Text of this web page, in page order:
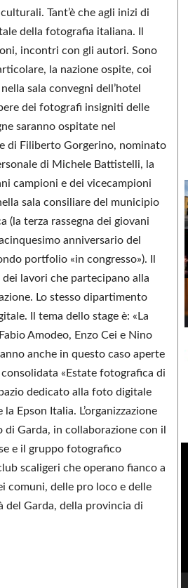
Tant’è che agli inizi di
della fotografia italiana. Il
incontri con gli autori. Sono
la nazione ospite, coi
sala convegni dell’hotel
dei fotografi insigniti delle
saranno ospitate nel
di Filiberto Gorgerino, nominato
di Michele Battistelli, la
campioni e dei vicecampioni
sala consiliare del municipio
(la terza rassegna dei giovani
anniversario del
portfolio «in congresso»). Il
lavori che partecipano alla
Lo stesso dipartimento
Il tema dello stage è: «La
Amodeo, Enzo Cei e Nino
anche in questo caso aperte
«Estate fotografica di
dedicato alla foto digitale
Epson Italia. L’organizzazione
Garda, in collaborazione con il
e il gruppo fotografico
scaligeri che operano fianco a
comuni, delle pro loco e delle
del Garda, della provincia di